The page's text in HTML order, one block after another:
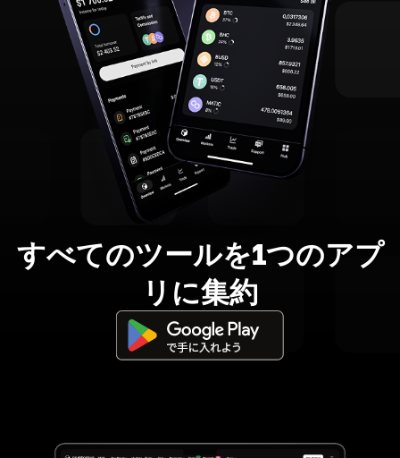
すべてのツールを1つのアプ
リに集約